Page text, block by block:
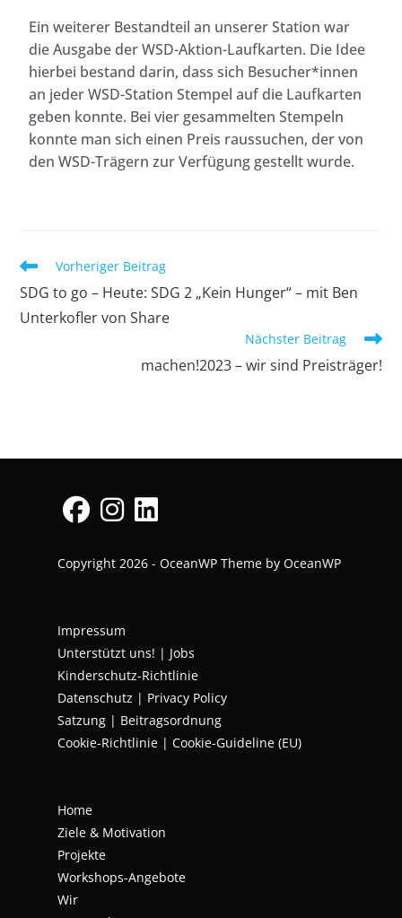
Ein weiterer Bestandteil an unserer Station war
die Ausgabe der WSD-Aktion-Laufkarten. Die Idee
hierbei bestand darin, dass sich Besucher*innen
an jeder WSD-Station Stempel auf die Laufkarten
geben konnte. Bei vier gesammelten Stempeln
konnte man sich einen Preis raussuchen, der von
den WSD-Trägern zur Verfügung gestellt wurde.
Vorheriger Beitrag
SDG to go – Heute: SDG 2 „Kein Hunger“ – mit Ben
Unterkofler von Share
Nächster Beitrag
machen!2023 – wir sind Preisträger!
Copyright 2026 - OceanWP Theme by OceanWP
Impressum
Unterstützt uns! | Jobs
Kinderschutz-Richtlinie
Datenschutz | Privacy Policy
Satzung | Beitragsordnung
Cookie-Richtlinie | Cookie-Guideline (EU)
Home
Ziele & Motivation
Projekte
Workshops-Angebote
Wir